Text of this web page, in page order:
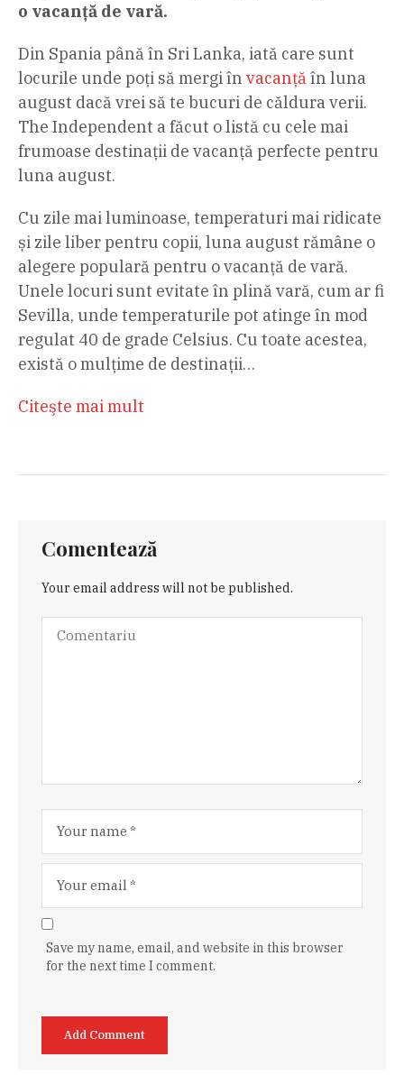
o vacanță de vară.
Din Spania până în Sri Lanka, iată care sunt
locurile unde poți să mergi în vacanțăîn luna
august dacă vrei să te bucuri de căldura verii.
The Independent a făcut o listă cu cele mai
frumoase destinații de vacanță perfecte pentru
luna august.
Cu zile mai luminoase, temperaturi mai ridicate
și zile liber pentru copii, luna august rămâne o
alegere populară pentru o vacanță de vară.
Unele locuri sunt evitate în plină vară, cum ar fi
Sevilla, unde temperaturile pot atinge în mod
regulat 40 de grade Celsius. Cu toate acestea,
există o mulțime de destinații…
Citeşte mai mult
Comentează
Your email address will not be published.
Save my name, email, and website in this browser
for the next time I comment.